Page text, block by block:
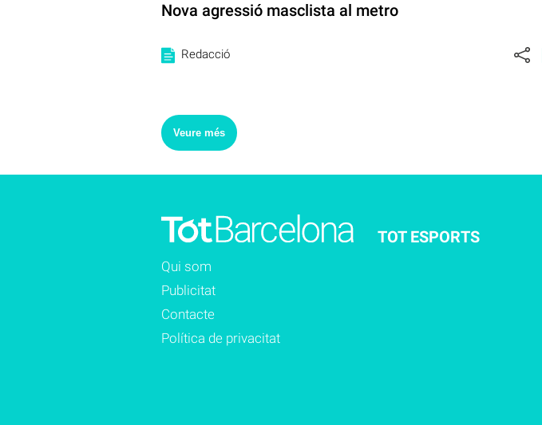
Nova agressió masclista al metro
Redacció
Veure més
Qui som
Publicitat
Contacte
Política de privacitat
TOT ESPORTS